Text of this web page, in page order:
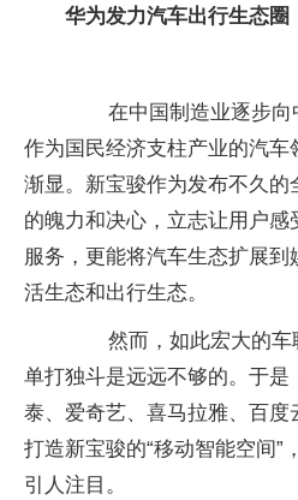
华为发力汽车出行生态圈
在中国制造业逐步向
作为国民经济支柱产业的汽
渐显。新宝骏作为发布不久的
的魄力和决心，立志让用户
服务，更能将汽车生态扩展到
活生态和出行生态。
然而，如此宏大的车
单打独斗是远远不够的。于
泰、爱奇艺、喜马拉雅、百度
打造新宝骏的“移动智能空间”
引人注目。